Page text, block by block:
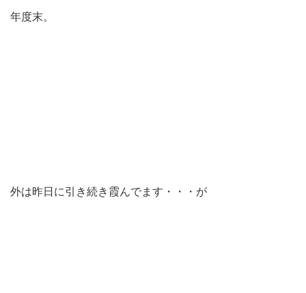
年度末。
外は昨日に引き続き霞んでます・・・が